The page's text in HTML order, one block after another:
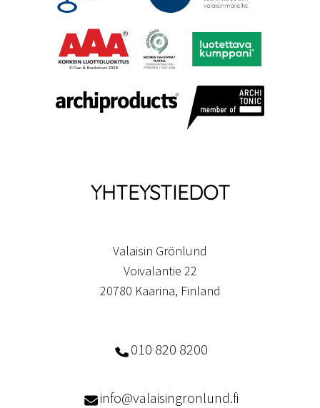
YHTEYSTIEDOT
Valaisin Grönlund
Voivalantie 22
20780 Kaarina, Finland
010 820 8200
info@valaisingronlund.fi